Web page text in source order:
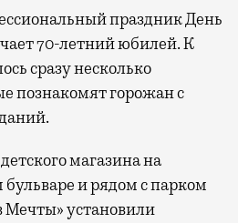
70-летний юбилей. К
сразу несколько
познакомят горожан с
магазина на
и рядом с парком
Мечты» установили